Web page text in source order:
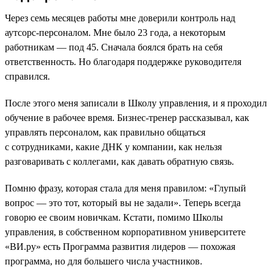
Через семь месяцев работы мне доверили контроль над
аутсорс-персоналом. Мне было 23 года, а некоторым
работникам — под 45. Сначала боялся брать на себя
ответственность. Но благодаря поддержке руководителя
справился.
После этого меня записали в Школу управления, и я проходил
обучение в рабочее время. Бизнес-тренер рассказывал, как
управлять персоналом, как правильно общаться
с сотрудниками, какие ДНК у компании, как нельзя
разговаривать с коллегами, как давать обратную связь.
Помню фразу, которая стала для меня правилом: «Глупый
вопрос — это тот, который вы не задали». Теперь всегда
говорю ее своим новичкам. Кстати, помимо Школы
управления, в собственном корпоративном университете
«ВИ.ру» есть Программа развития лидеров — похожая
программа, но для большего числа участников.